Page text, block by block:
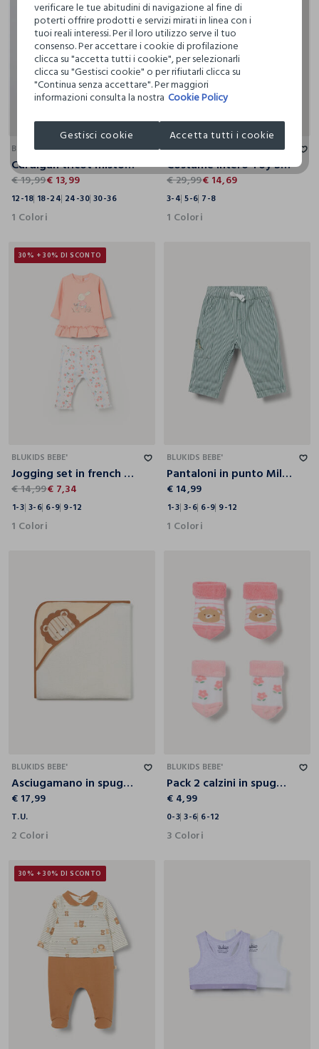
18-24 24-30 30-36
BLUKIDS
Cardigan tricot misto viscosa neonato
€ 19,99€ 13,99
12-18 18-24 24-30 30-36
1 Colori
3-4 5-6 7-8
BLUKIDS
Costume intero Toy Story bambino
€ 29,99€ 14,69
3-4 5-6 7-8
1 Colori
30% + 30% DI SCONTO
BLUKIDS BEBE'
Jogging set in french terry di cotone stretch neonata
€ 14,99€ 7,34
1-3 3-6 6-9 9-12
1 Colori
BLUKIDS BEBE'
Pantaloni in punto Milano neonato
€ 14,99
1-3 3-6 6-9 9-12
1 Colori
BLUKIDS BEBE'
Asciugamano in spugna di puro cotone neonato
€ 17,99
T.U.
2 Colori
BLUKIDS BEBE'
Pack 2 calzini in spugna misto cotone neonata
€ 4,99
0-3 3-6 6-12
3 Colori
30% + 30% DI SCONTO
verificare le tue abitudini di navigazione al fine di
poterti offrire prodotti e servizi mirati in linea con i
tuoi reali interessi. Per il loro utilizzo serve il tuo
consenso. Per accettare i cookie di profilazione
clicca su "accetta tutti i cookie", per selezionarli
clicca su "Gestisci cookie" o per rifiutarli clicca su
"Continua senza accettare". Per maggiori
informazioni consulta la nostra Cookie Policy
Gestisci cookie Accetta tutti i cookie